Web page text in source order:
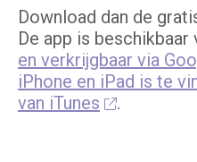
Download dan de
De app is beschikbaar
en verkrijgbaar via
iPhone en iPad is te
van iTunes
.